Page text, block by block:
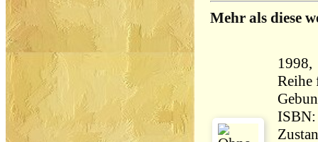
Mehr als diese